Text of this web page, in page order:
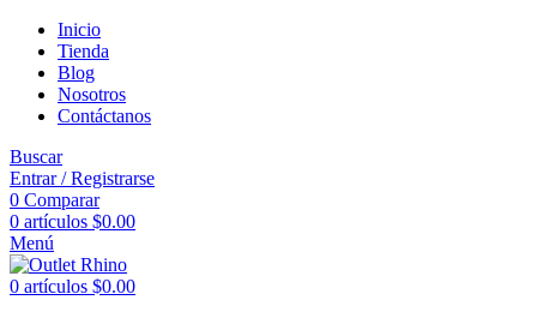
Inicio
Tienda
Blog
Nosotros
Contáctanos
Buscar
Entrar / Registrarse
0 Comparar
0 artículos $0.00
Menú
0 artículos $0.00